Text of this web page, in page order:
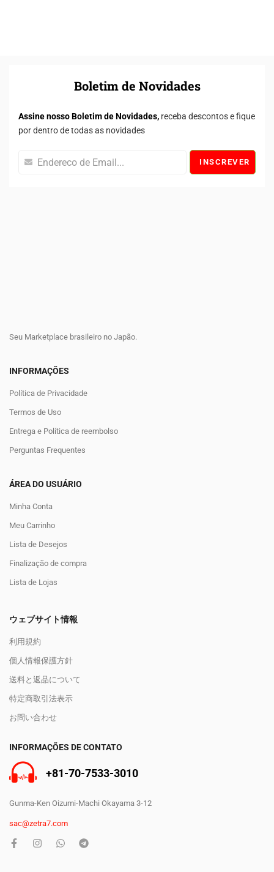
Boletim de Novidades
Assine nosso Boletim de Novidades, receba descontos e fique
por dentro de todas as novidades
INSCREVER
Seu Marketplace brasileiro no Japão.
INFORMAÇÕES
Política de Privacidade
Termos de Uso
Entrega e Política de reembolso
Perguntas Frequentes
ÁREA DO USUÁRIO
Minha Conta
Meu Carrinho
Lista de Desejos
Finalização de compra
Lista de Lojas
ウェブサイト情報
利用規約
個人情報保護方針
送料と返品について
特定商取引法表示
お問い合わせ
INFORMAÇÕES DE CONTATO
+81-70-7533-3010
Gunma-Ken Oizumi-Machi Okayama 3-12
sac@zetra7.com